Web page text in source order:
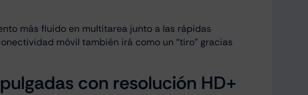
más fluido en multitarea junto a las rápidas
móvil también irá como un “tiro” gracias
con resolución HD+